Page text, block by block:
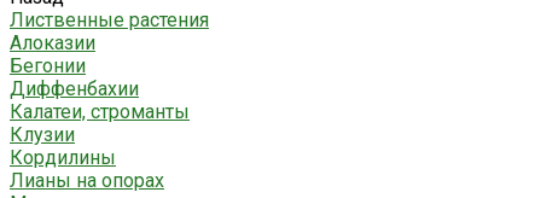
Лиственные растения
Алоказии
Бегонии
Диффенбахии
Калатеи, строманты
Клузии
Кордилины
Лианы на опорах